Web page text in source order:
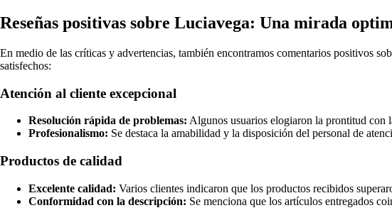
Reseñas positivas sobre Luciavega: Una mirada
En medio de las críticas y advertencias, también encontramos comentarios positivos
satisfechos:
Atención al cliente excepcional
Resolución rápida de problemas: Algunos usuarios elogiaron la prontitud con
Profesionalismo: Se destaca la amabilidad y la disposición del personal de
Productos de calidad
Excelente calidad: Varios clientes indicaron que los productos recibidos
Conformidad con la descripción: Se menciona que los artículos entregados